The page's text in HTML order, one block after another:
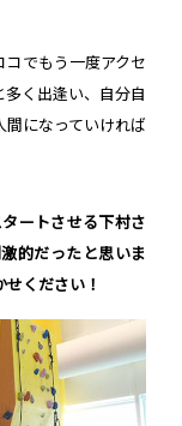
コでもう一度アクセ
く出逢い、自分自
になっていければ
ートさせる下村さ
的だったと思いま
ください！